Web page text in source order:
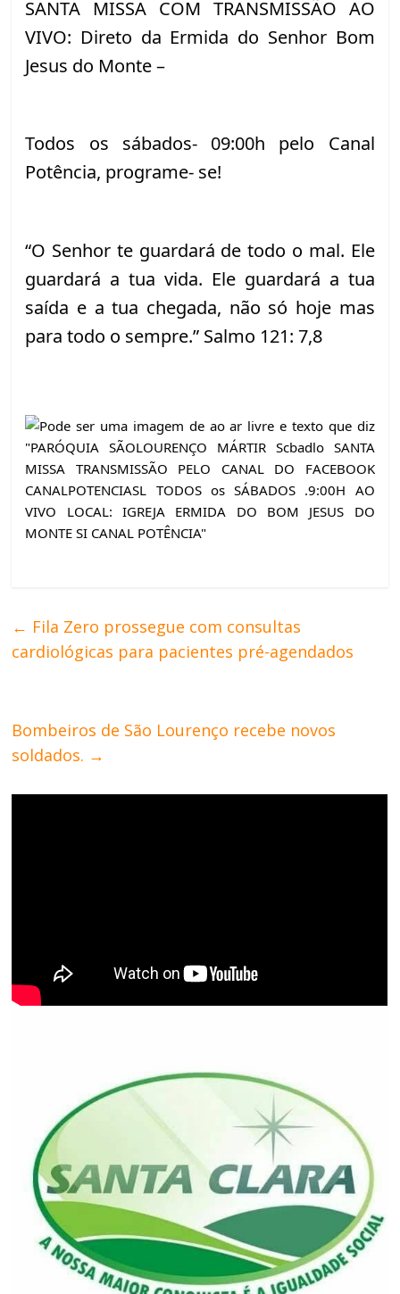
SANTA MISSA COM TRANSMISSÃO AO
VIVO: Direto da Ermida do Senhor Bom
Jesus do Monte –
Todos os sábados- 09:00h pelo Canal
Potência, programe- se!
“O Senhor te guardará de todo o mal. Ele
guardará a tua vida. Ele guardará a tua
saída e a tua chegada, não só hoje mas
para todo o sempre.” Salmo 121: 7,8
← Fila Zero prossegue com consultas
cardiológicas para pacientes pré-agendados
Bombeiros de São Lourenço recebe novos
soldados. →